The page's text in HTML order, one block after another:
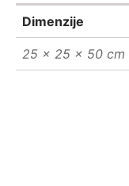
Dimenzije
25 × 25 × 50 cm